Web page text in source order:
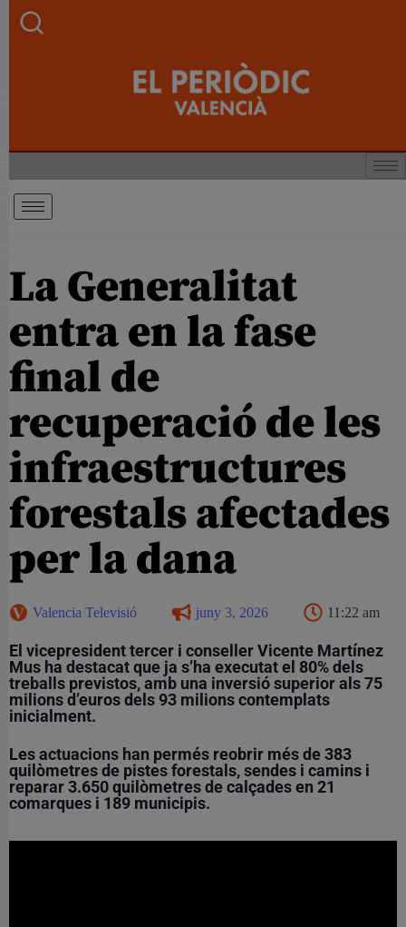
La Generalitat
entra en la fase
final de
recuperació de les
infraestructures
forestals afectades
per la dana
Valencia Televisió juny 3, 2026 11:22 am
El vicepresident tercer i conseller Vicente Martínez
Mus ha destacat que ja s’ha executat el 80% dels
treballs previstos, amb una inversió superior als 75
milions d’euros dels 93 milions contemplats
inicialment.
Les actuacions han permés reobrir més de 383
quilòmetres de pistes forestals, sendes i camins i
reparar 3.650 quilòmetres de calçades en 21
comarques i 189 municipis.